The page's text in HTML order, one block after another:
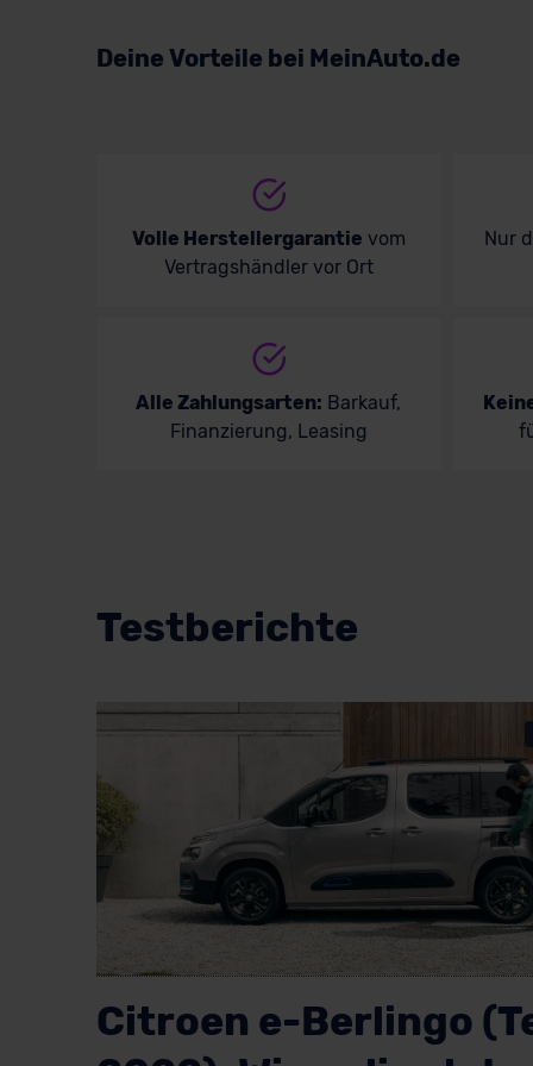
Deine Vorteile bei MeinAuto.de
Volle Herstellergarantie vom
Vertragshändler vor Ort
Nur
Alle Zahlungsarten: Barkauf,
Finanzierung, Leasing
Testberichte
Citroen e-Berlingo